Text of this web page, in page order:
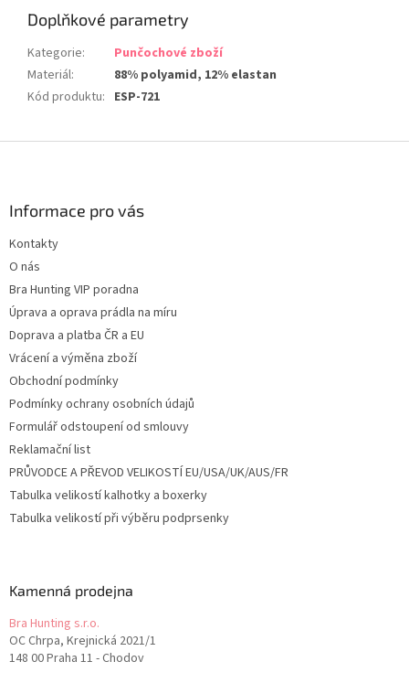
Doplňkové parametry
Kategorie:
Punčochové zboží
Materiál:
88% polyamid, 12% elastan
Kód produktu: ESP-721
Informace pro vás
Kontakty
O nás
Bra Hunting VIP poradna
Úprava a oprava prádla na míru
Doprava a platba ČR a EU
Vrácení a výměna zboží
Obchodní podmínky
Podmínky ochrany osobních údajů
Formulář odstoupení od smlouvy
Reklamační list
PRŮVODCE A PŘEVOD VELIKOSTÍ EU/USA/UK/AUS/FR
Tabulka velikostí kalhotky a boxerky
Tabulka velikostí při výběru podprsenky
Kamenná prodejna
Bra Hunting s.r.o.
OC Chrpa, Krejnická 2021/1
148 00 Praha 11 - Chodov